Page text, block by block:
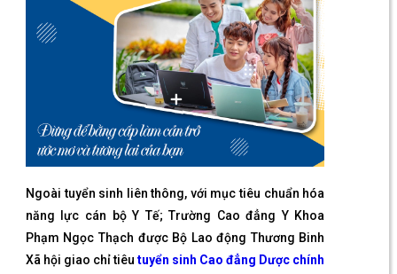
Ngoài tuyển sinh liên thông, với mục tiêu chuẩn hóa
năng lực cán bộ Y Tế; Trường Cao đẳng Y Khoa
Phạm Ngọc Thạch được Bộ Lao động Thương Binh
Xã hội giao chỉ tiêutuyển sinh Cao đẳng Dược chính